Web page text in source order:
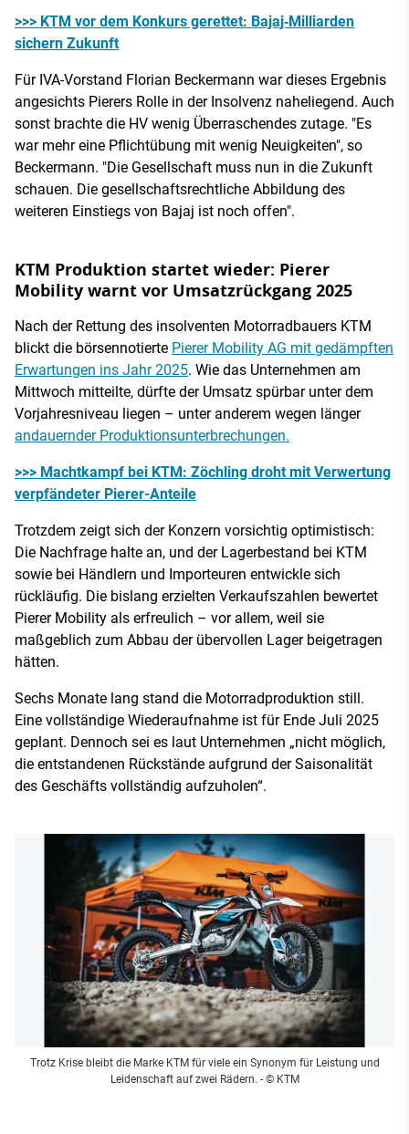
>>> KTM vor dem Konkurs gerettet: Bajaj‑Milliarden
sichern Zukunft
Für IVA-Vorstand Florian Beckermann war dieses Ergebnis
angesichts Pierers Rolle in der Insolvenz naheliegend. Auch
sonst brachte die HV wenig Überraschendes zutage. "Es
war mehr eine Pflichtübung mit wenig Neuigkeiten", so
Beckermann. "Die Gesellschaft muss nun in die Zukunft
schauen. Die gesellschaftsrechtliche Abbildung des
weiteren Einstiegs von Bajaj ist noch offen".
KTM Produktion startet wieder: Pierer
Mobility warnt vor Umsatzrückgang 2025
Nach der Rettung des insolventen Motorradbauers KTM
blickt die börsennotierte Pierer Mobility AG mit gedämpften
Erwartungen ins Jahr 2025. Wie das Unternehmen am
Mittwoch mitteilte, dürfte der Umsatz spürbar unter dem
Vorjahresniveau liegen – unter anderem wegen länger
andauernder Produktionsunterbrechungen.
>>> Machtkampf bei KTM: Zöchling droht mit Verwertung
verpfändeter Pierer-Anteile
Trotzdem zeigt sich der Konzern vorsichtig optimistisch:
Die Nachfrage halte an, und der Lagerbestand bei KTM
sowie bei Händlern und Importeuren entwickle sich
rückläufig. Die bislang erzielten Verkaufszahlen bewertet
Pierer Mobility als erfreulich – vor allem, weil sie
maßgeblich zum Abbau der übervollen Lager beigetragen
hätten.
Sechs Monate lang stand die Motorradproduktion still.
Eine vollständige Wiederaufnahme ist für Ende Juli 2025
geplant. Dennoch sei es laut Unternehmen „nicht möglich,
die entstandenen Rückstände aufgrund der Saisonalität
des Geschäfts vollständig aufzuholen“.
Trotz Krise bleibt die Marke KTM für viele ein Synonym für Leistung und
Leidenschaft auf zwei Rädern. - © KTM